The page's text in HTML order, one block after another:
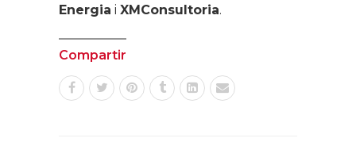
Energia i XMConsultoria.
Compartir